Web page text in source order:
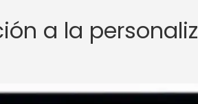
a la